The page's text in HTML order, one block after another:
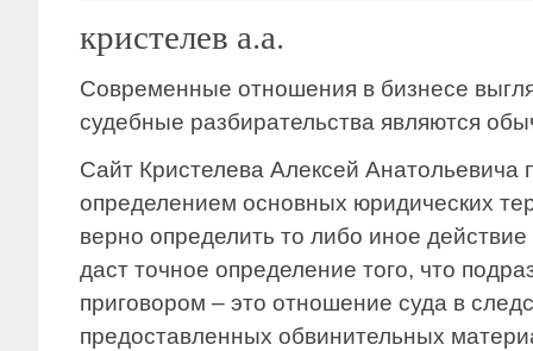
кристелев а.а.
Современные отношения в бизнесе
судебные разбирательства являются
Сайт Кристелева Алексей Анатольевича
определением основных юридических
верно определить то либо иное
даст точное определение того, что
приговором – это отношение суда в
предоставленных обвинительных